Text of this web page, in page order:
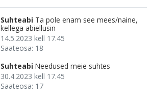
Suhteabi Ta pole enam see mees/naine,
kellega abiellusin
14.5.2023 kell 17.45
Saateosa: 18
Suhteabi Needused meie suhtes
30.4.2023 kell 17.45
Saateosa: 17